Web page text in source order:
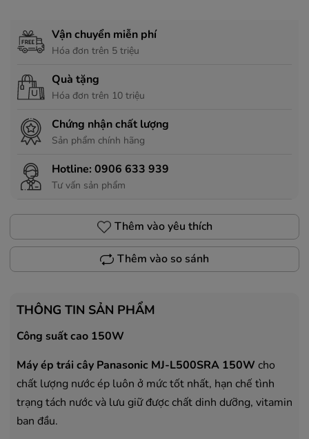
Vận chuyển miễn phí
Hóa đơn trên 5 triệu
Quà tặng
Hóa đơn trên 10 triệu
Chứng nhận chất lượng
Sản phẩm chính hãng
Hotline: 0906 633 939
Tư vấn sản phẩm
Thêm vào yêu thích
Thêm vào so sánh
THÔNG TIN SẢN PHẨM
Công suất cao 150W
Máy ép trái cây Panasonic MJ-L500SRA 150W cho
chất lượng nước ép luôn ở mức tốt nhất, hạn chế tình
trạng tách nước và lưu giữ được chất dinh dưỡng, vitamin
ban đầu.